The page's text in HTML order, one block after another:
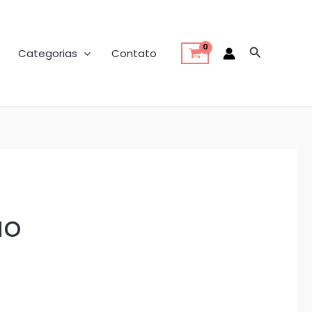
Categorias Contato Pesquisar